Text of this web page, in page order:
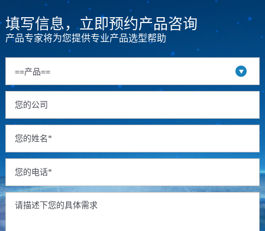
的全面收官之年，我国...
填写信息，立即预约产品咨询
产品专家将为您提供专业产品选型帮助